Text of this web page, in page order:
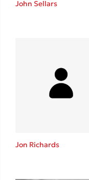
John Sellars
Jon Richards